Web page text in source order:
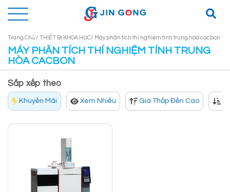
Trang Chủ / THIẾT BỊ KHOA HỌC/ Máy phân tích thí nghiệm tính trung hòa cacbon
MÁY PHÂN TÍCH THÍ NGHIỆM TÍNH TRUNG
HÒA CACBON
Sắp xếp theo
Khuyến Mãi Xem Nhiều Giá Thấp Đến Cao